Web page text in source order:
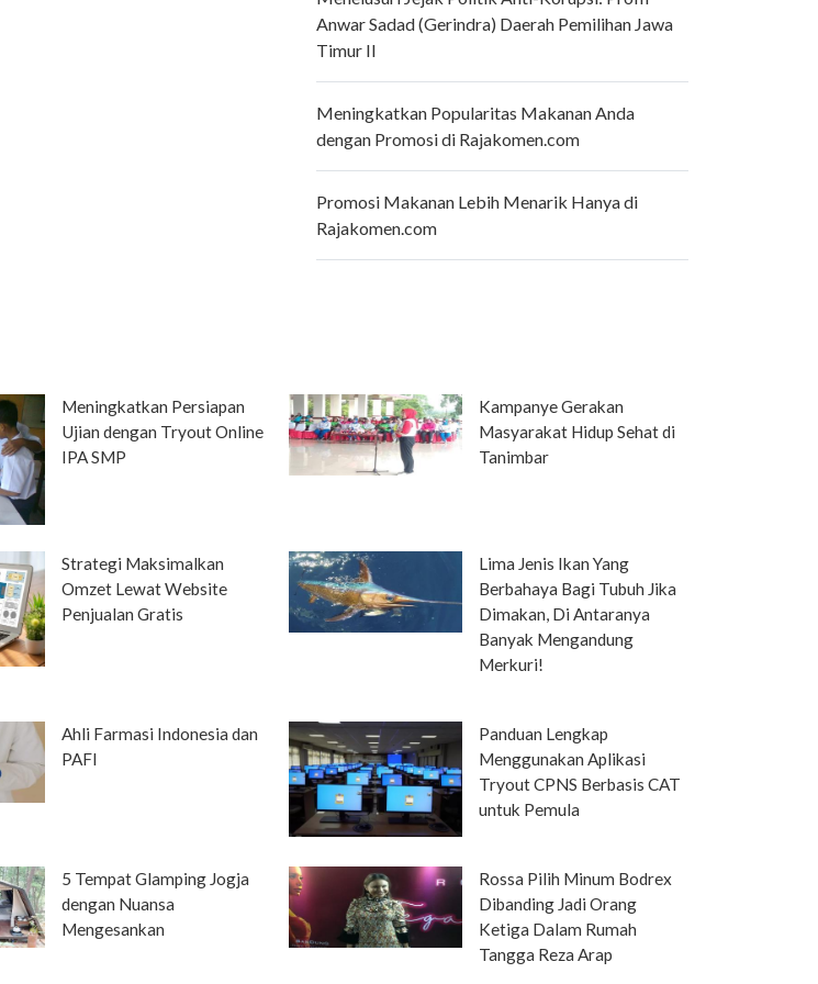
Anwar Sadad (Gerindra) Daerah Pemilihan Jawa
Timur II
Meningkatkan Popularitas Makanan Anda
dengan Promosi di Rajakomen.com
Promosi Makanan Lebih Menarik Hanya di
Rajakomen.com
Meningkatkan Persiapan
Ujian dengan Tryout Online
IPA SMP
Kampanye Gerakan
Masyarakat Hidup Sehat di
Tanimbar
Strategi Maksimalkan
Omzet Lewat Website
Penjualan Gratis
Lima Jenis Ikan Yang
Berbahaya Bagi Tubuh Jika
Dimakan, Di Antaranya
Banyak Mengandung
Merkuri!
Ahli Farmasi Indonesia dan
PAFI
Panduan Lengkap
Menggunakan Aplikasi
Tryout CPNS Berbasis CAT
untuk Pemula
5 Tempat Glamping Jogja
dengan Nuansa
Mengesankan
Rossa Pilih Minum Bodrex
Dibanding Jadi Orang
Ketiga Dalam Rumah
Tangga Reza Arap